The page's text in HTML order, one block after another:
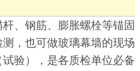
、钢筋、膨胀螺栓等锚固
，也可做玻璃幕墙的现场
验），是各质检单位必备